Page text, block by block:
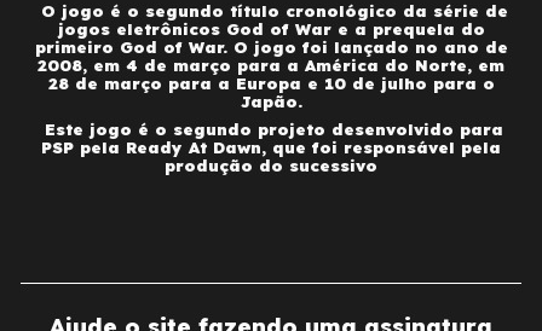
O jogo é o segundo título cronológico da série de
jogos eletrônicos God of War e a prequela do
primeiro God of War. O jogo foi lançado no ano de
2008, em 4 de março para a América do Norte, em
28 de março para a Europa e 10 de julho para o
Japão.
Este jogo é o segundo projeto desenvolvido para
PSP pela Ready At Dawn, que foi responsável pela
produção do sucessivo